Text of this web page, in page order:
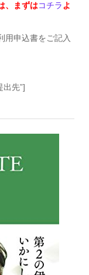
、まずはコチラよ
用申込書をご記入
出先”]